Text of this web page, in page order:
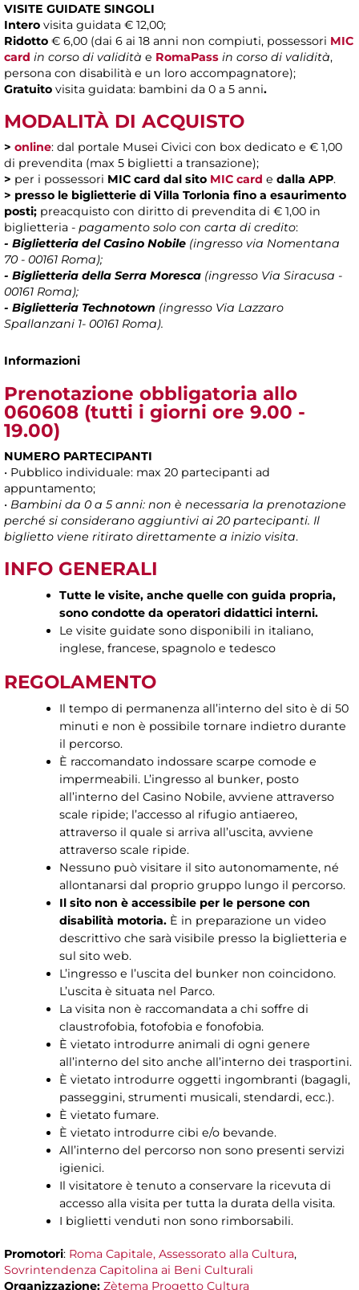
VISITE GUIDATE SINGOLI
Intero visita guidata € 12,00;
Ridotto € 6,00 (dai 6 ai 18 anni non compiuti, possessori MIC
card in corso di validità e RomaPass in corso di validità,
persona con disabilità e un loro accompagnatore);
Gratuito visita guidata: bambini da 0 a 5 anni.
MODALITÀ DI ACQUISTO
> online: dal portale Musei Civici con box dedicato e € 1,00
di prevendita (max 5 biglietti a transazione);
> per i possessori MIC card dal sito MIC card e dalla APP.
> presso le biglietterie di Villa Torlonia fino a esaurimento
posti; preacquisto con diritto di prevendita di € 1,00 in
biglietteria - pagamento solo con carta di credito:
- Biglietteria del Casino Nobile (ingresso via Nomentana
70 - 00161 Roma);
- Biglietteria della Serra Moresca (ingresso Via Siracusa -
00161 Roma);
- Biglietteria Technotown (ingresso Via Lazzaro
Spallanzani 1- 00161 Roma).
Informazioni
Prenotazione obbligatoria allo
060608 (tutti i giorni ore 9.00 -
19.00)
NUMERO PARTECIPANTI
• Pubblico individuale: max 20 partecipanti ad
appuntamento;
• Bambini da 0 a 5 anni: non è necessaria la prenotazione
perché si considerano aggiuntivi ai 20 partecipanti. Il
biglietto viene ritirato direttamente a inizio visita.
INFO GENERALI
Tutte le visite, anche quelle con guida propria,
sono condotte da operatori didattici interni.
Le visite guidate sono disponibili in italiano,
inglese, francese, spagnolo e tedesco
REGOLAMENTO
Il tempo di permanenza all’interno del sito è di 50
minuti e non è possibile tornare indietro durante
il percorso.
È raccomandato indossare scarpe comode e
impermeabili. L’ingresso al bunker, posto
all’interno del Casino Nobile, avviene attraverso
scale ripide; l’accesso al rifugio antiaereo,
attraverso il quale si arriva all’uscita, avviene
attraverso scale ripide.
Nessuno può visitare il sito autonomamente, né
allontanarsi dal proprio gruppo lungo il percorso.
Il sito non è accessibile per le persone con
disabilità motoria.È in preparazione un video
descrittivo che sarà visibile presso la biglietteria e
sul sito web.
L’ingresso e l’uscita del bunker non coincidono.
L’uscita è situata nel Parco.
La visita non è raccomandata a chi soffre di
claustrofobia, fotofobia e fonofobia.
È vietato introdurre animali di ogni genere
all’interno del sito anche all’interno dei trasportini.
È vietato introdurre oggetti ingombranti (bagagli,
passeggini, strumenti musicali, stendardi, ecc.).
È vietato fumare.
È vietato introdurre cibi e/o bevande.
All’interno del percorso non sono presenti servizi
igienici.
Il visitatore è tenuto a conservare la ricevuta di
accesso alla visita per tutta la durata della visita.
I biglietti venduti non sono rimborsabili.
Promotori: Roma Capitale, Assessorato alla Cultura,
Sovrintendenza Capitolina ai Beni Culturali
Organizzazione: Zètema Progetto Cultura